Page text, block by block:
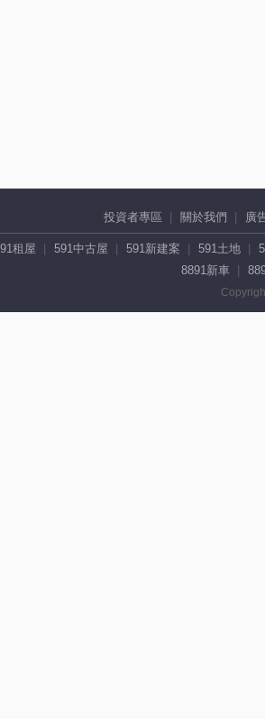
投資者專區 關於我們 廣
租屋 591中古屋 591新建案 591土地
8891新車